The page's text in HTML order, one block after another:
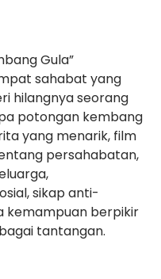
Gula”
sahabat yang
hilangnya seorang
potongan kembang
yang menarik, film
persahabatan,
sikap anti-
kemampuan berpikir
tantangan.